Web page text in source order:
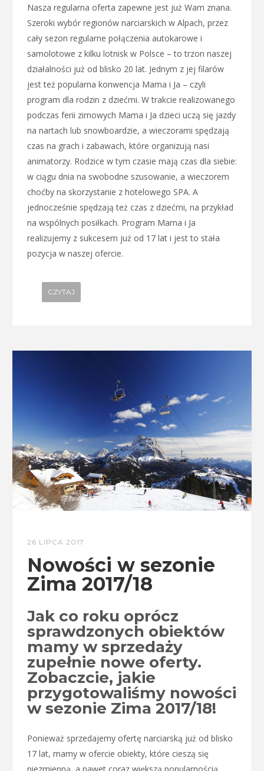
Nasza regularna oferta zapewne jest już Wam znana.
Szeroki wybór regionów narciarskich w Alpach, przez
cały sezon regularne połączenia autokarowe i
samolotowe z kilku lotnisk w Polsce – to trzon naszej
działalności już od blisko 20 lat. Jednym z jej filarów
jest też popularna konwencja Mama i Ja – czyli
program dla rodzin z dziećmi. W trakcie realizowanego
podczas ferii zimowych Mama i Ja dzieci uczą się jazdy
na nartach lub snowboardzie, a wieczorami spędzają
czas na grach i zabawach, które organizują nasi
animatorzy. Rodzice w tym czasie mają czas dla siebie:
w ciągu dnia na swobodne szusowanie, a wieczorem
choćby na skorzystanie z hotelowego SPA. A
jednocześnie spędzają też czas z dziećmi, na przykład
na wspólnych posiłkach. Program Mama i Ja
realizujemy z sukcesem już od 17 lat i jest to stała
pozycja w naszej ofercie.
CZYTAJ
26 LIPCA 2017
Nowości w sezonie
Zima 2017/18
Jak co roku oprócz
sprawdzonych obiektów
mamy w sprzedaży
zupełnie nowe oferty.
Zobaczcie, jakie
przygotowaliśmy nowości
w sezonie Zima 2017/18!
Ponieważ sprzedajemy ofertę narciarską już od blisko
17 lat, mamy w ofercie obiekty, które cieszą się